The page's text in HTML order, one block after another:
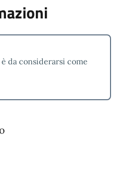
da considerarsi come